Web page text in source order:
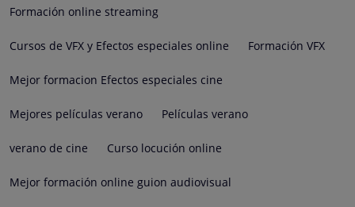
Formación online streaming
Cursos de VFX y Efectos especiales online Formación VFX
Mejor formacion Efectos especiales cine
Mejores películas verano Películas verano
verano de cine Curso locución online
Mejor formación online guion audiovisual